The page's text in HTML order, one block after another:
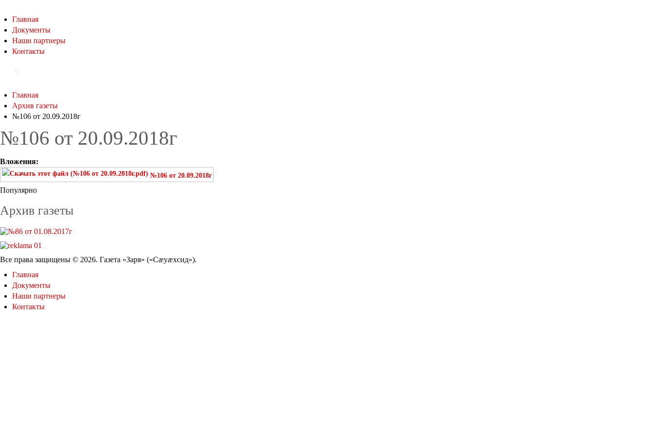
Главная
Документы
Наши партнеры
Контакты
Главная
Архив газеты
№106 от 20.09.2018г
№106 от 20.09.2018г
Вложения:
№106 от 20.09.2018г
Популярно
Архив газеты
Все права защищены © 2026. Газета «Заря» («Cæуæхсид»).
Главная
Документы
Наши партнеры
Контакты